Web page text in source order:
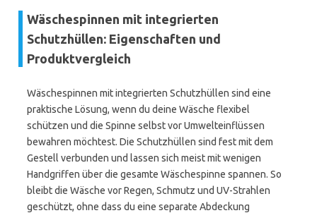
Wäschespinnen mit integrierten
Schutzhüllen: Eigenschaften und
Produktvergleich
Wäschespinnen mit integrierten Schutzhüllen sind eine
praktische Lösung, wenn du deine Wäsche flexibel
schützen und die Spinne selbst vor Umwelteinflüssen
bewahren möchtest. Die Schutzhüllen sind fest mit dem
Gestell verbunden und lassen sich meist mit wenigen
Handgriffen über die gesamte Wäschespinne spannen. So
bleibt die Wäsche vor Regen, Schmutz und UV-Strahlen
geschützt, ohne dass du eine separate Abdeckung